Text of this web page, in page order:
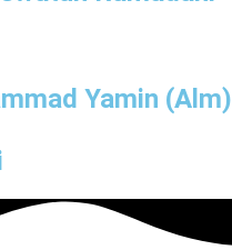
Yamin (Alm)